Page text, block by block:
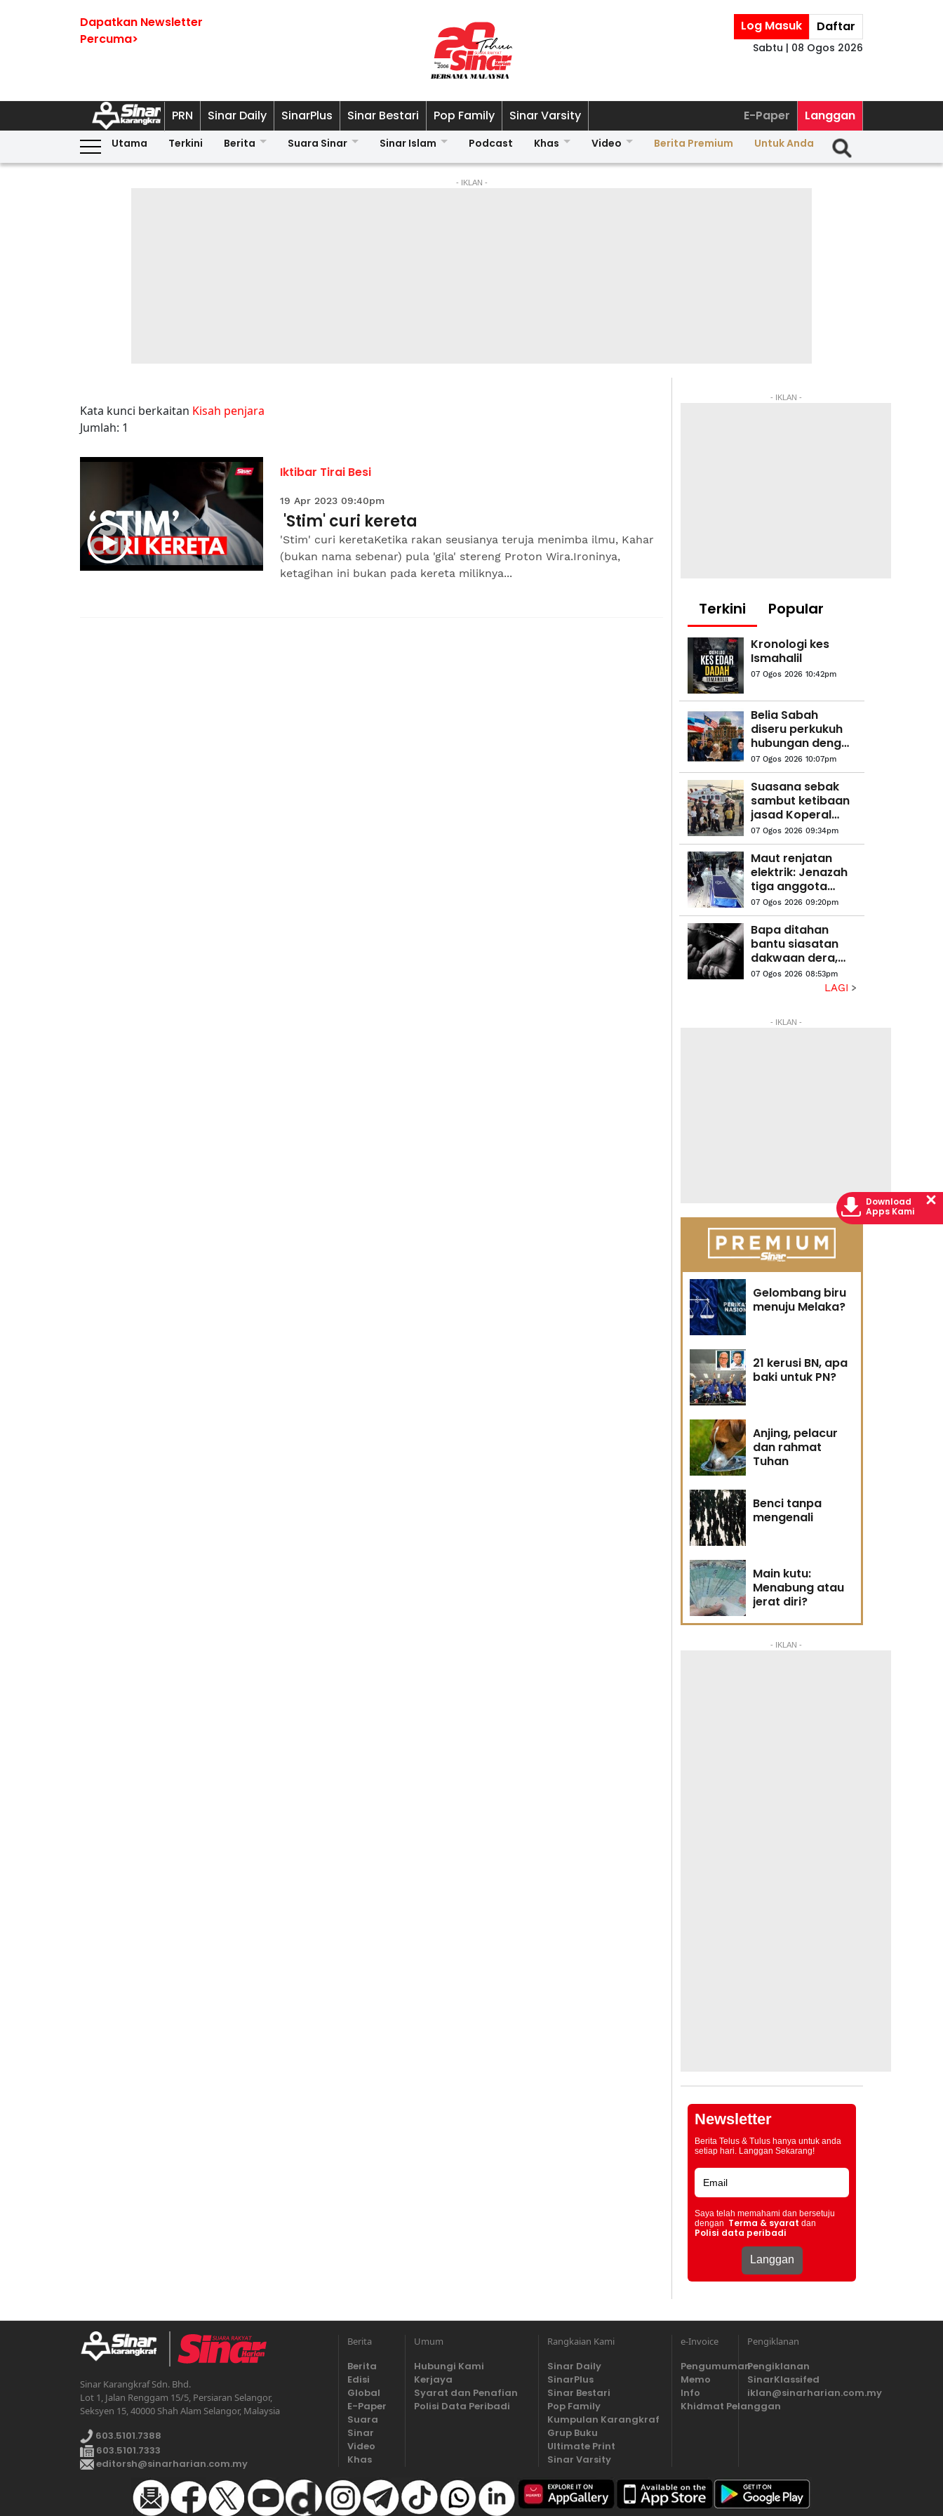
Dapatkan Newsletter
Percuma>
Log Masuk Daftar
Sabtu | 08 Ogos 2026
PRN Sinar Daily SinarPlus Sinar Bestari Pop Family Sinar Varsity E-Paper Langgan
Utama Terkini Berita Suara Sinar Sinar Islam Podcast Khas Video Berita Premium Untuk Anda
- IKLAN -
Kata kunci berkaitan Kisah penjara
Jumlah: 1
Iktibar Tirai Besi
19 Apr 2023 09:40pm
'Stim' curi kereta
'Stim' curi keretaKetika rakan seusianya teruja menimba ilmu, Kahar
(bukan nama sebenar) pula 'gila' stereng Proton Wira.Ironinya,
ketagihan ini bukan pada kereta miliknya...
- IKLAN -
Terkini Popular
Kronologi kes
Ismahalil
07 Ogos 2026 10:42pm
Belia Sabah
diseru perkukuh
hubungan dengan
Putrajaya
07 Ogos 2026 10:07pm
Suasana sebak
sambut ketibaan
jasad Koperal
Teck Siong
07 Ogos 2026 09:34pm
Maut renjatan
elektrik: Jenazah
tiga anggota
polis
diterbangkan
pulang ke
kampung
halaman
07 Ogos 2026 09:20pm
Bapa ditahan
bantu siasatan
dakwaan dera,
gangguan
seksual dua anak
07 Ogos 2026 08:53pm
LAGI
- IKLAN -
Gelombang biru
menuju Melaka?
21 kerusi BN, apa
baki untuk PN?
Anjing, pelacur
dan rahmat
Tuhan
Benci tanpa
mengenali
Main kutu:
Menabung atau
jerat diri?
- IKLAN -
Newsletter
Berita Telus & Tulus hanya untuk anda
setiap hari. Langgan Sekarang!
Saya telah memahami dan bersetuju
dengan Terma & syarat dan
Polisi data peribadi
Sinar Karangkraf Sdn. Bhd.
Lot 1, Jalan Renggam 15/5, Persiaran Selangor,
Seksyen 15, 40000 Shah Alam Selangor, Malaysia
603.5101.7388
603.5101.7333
editorsh@sinarharian.com.my
Berita
Berita
Edisi
Global
E-Paper
Suara
Sinar
Video
Khas
Umum
Hubungi Kami
Kerjaya
Syarat dan Penafian
Polisi Data Peribadi
Rangkaian Kami
Sinar Daily
SinarPlus
Sinar Bestari
Pop Family
Kumpulan Karangkraf
Grup Buku
Ultimate Print
Sinar Varsity
e-Invoice
Pengumuman
Memo
Info
Khidmat Pelanggan
Pengiklanan
Pengiklanan
SinarKlassifed
iklan@sinarharian.com.my
Download
Apps Kami